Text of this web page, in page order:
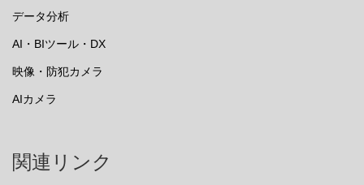
データ分析
AI・BIツール・DX
映像・防犯カメラ
AIカメラ
関連リンク